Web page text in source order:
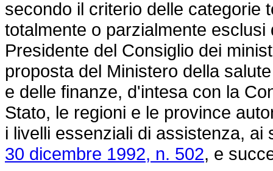
secondo il criterio delle categorie
totalmente o parzialmente
Presidente del Consiglio dei
proposta del Ministero della
e delle finanze, d'intesa con la
Stato, le regioni e le province
i livelli essenziali di assistenza,
30 dicembre 1992, n. 502, e